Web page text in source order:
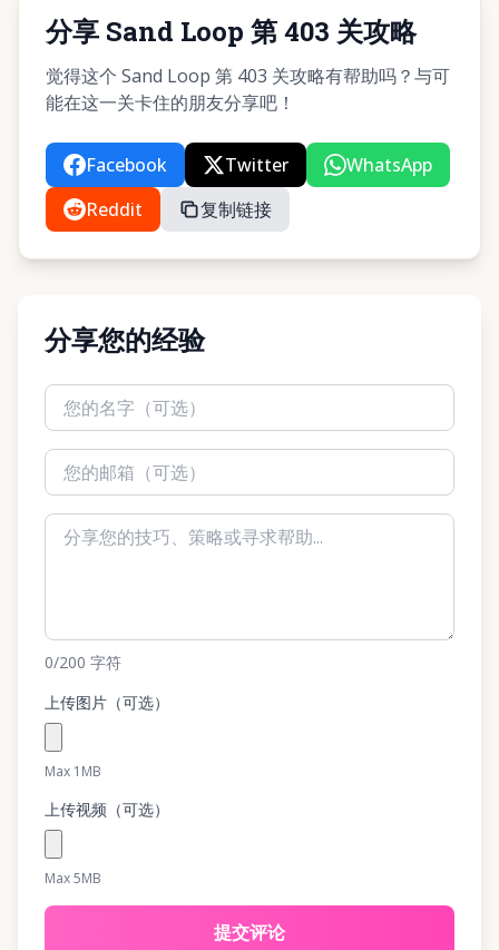
分享 Sand Loop 第 403 关攻略
觉得这个 Sand Loop 第 403 关攻略有帮助吗？与可
能在这一关卡住的朋友分享吧！
Facebook Twitter
WhatsApp
Reddit
复制链接
分享您的经验
0/200 字符
上传图片（可选）
Max 1MB
上传视频（可选）
Max 5MB
提交评论